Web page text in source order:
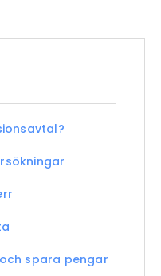
spara pengar